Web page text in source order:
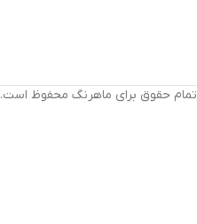
تمام حقوق برای ماهرنگ محفوظ است.